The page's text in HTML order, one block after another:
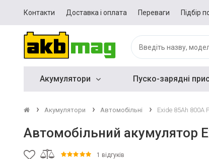
Контакти Доставка і оплата Переваги Підбір
Акумулятори Пуско-зарядні
Акумулятори Автомобільні Exide 85Ah 800A
Автомобільний акумулятор
1 відгуків